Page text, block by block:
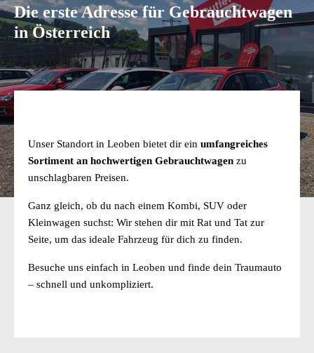
Die erste Adresse für Gebrauchtwagen
in Österreich
Unser Standort in Leoben bietet dir ein umfangreiches
Sortiment an hochwertigen Gebrauchtwagen zu
unschlagbaren Preisen.
Ganz gleich, ob du nach einem Kombi, SUV oder
Kleinwagen suchst: Wir stehen dir mit Rat und Tat zur
Seite, um das ideale Fahrzeug für dich zu finden.
Besuche uns einfach in Leoben und finde dein Traumauto
– schnell und unkompliziert.